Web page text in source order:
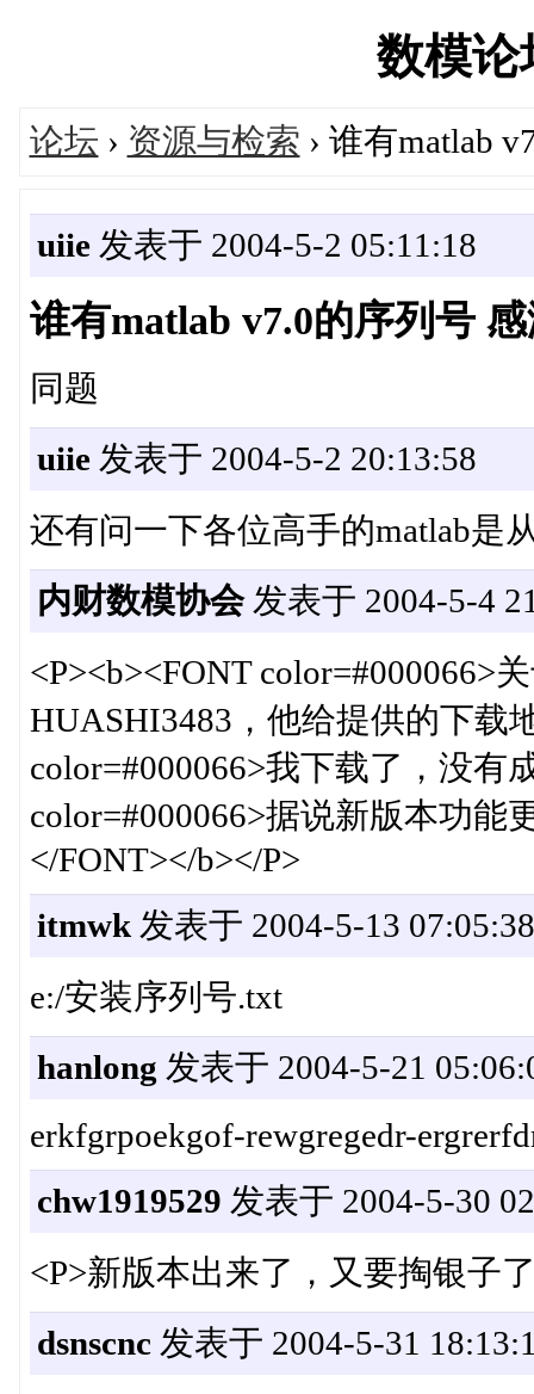
数模论
论坛 › 资源与检索 › 谁有matlab
uiie发表于 2004-5-2 05:11:18
谁有matlab v7.0的序列号
同题
uiie发表于 2004-5-2 20:13:58
还有问一下各位高手的matlab是
内财数模协会发表于 2004-5-4
<P><b><FONT color=#000066>
HUASHI3483，他给提供的下载
color=#000066>我下载了，没有
color=#000066>据说新版本功
</FONT></b></P>
itmwk发表于 2004-5-13 07:05:38
e:/安装序列号.txt
hanlong 发表于 2004-5-21
erkfgrpoekgof-rewgregedr-
chw1919529 发表于 2004-5-30
<P>新版本出来了，又要掏银子
dsnscnc发表于 2004-5-31